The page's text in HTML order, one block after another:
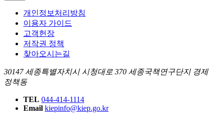
개인정보처리방침
이용자 가이드
고객헌장
저작권 정책
찾아오시는길
30147 세종특별자치시 시청대로 370 세종국책연구단지 경제
정책동
TEL 044-414-1114
Email kiepinfo@kiep.go.kr